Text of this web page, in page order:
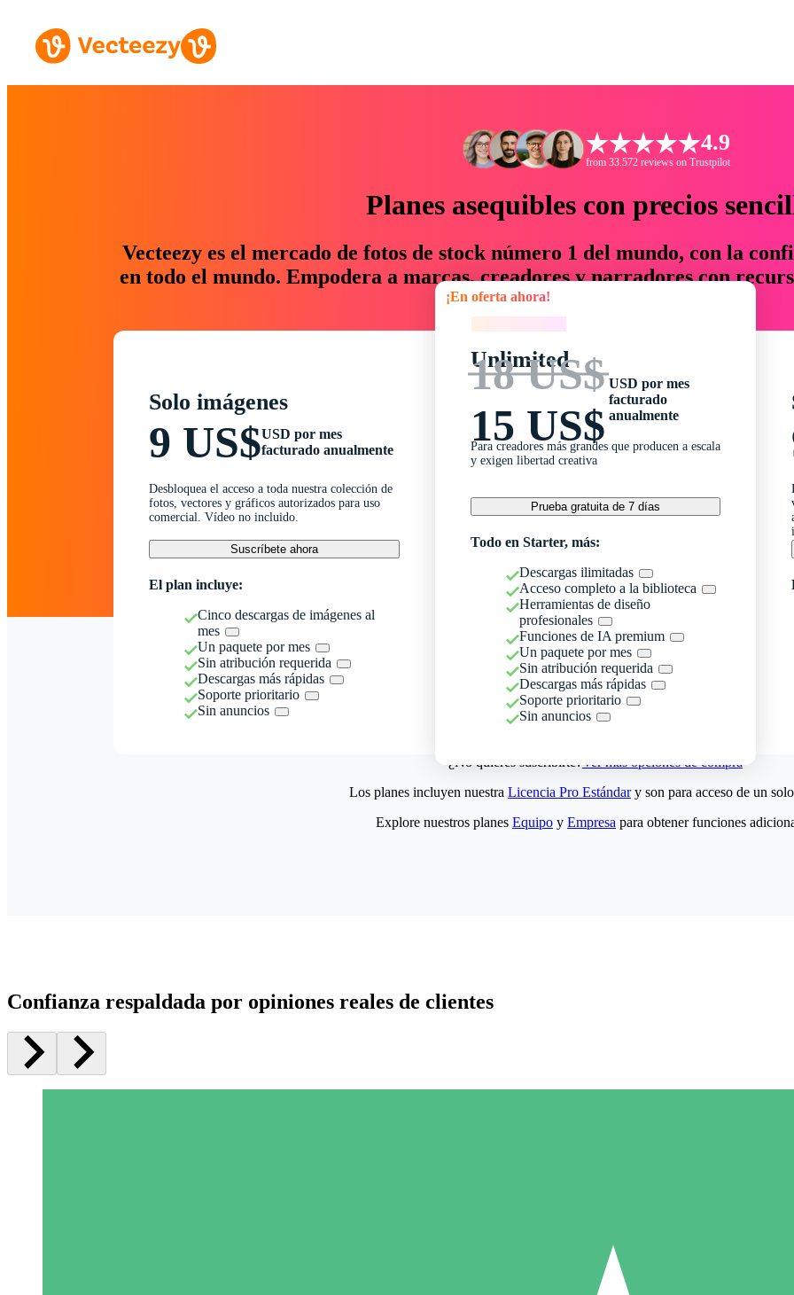
4.9
from 33.572 reviews on Trustpilot
Planes asequibles con precios
Vecteezy es el mercado de fotos de stock número 1 del mundo, con la
en todo el mundo. Empodera a marcas, creadores y narradores con
un 76 % en tiempo y presupuesto.
Solo imágenes
9 US$USD por mes
facturado anualmente
Desbloquea el acceso a toda nuestra colección de
fotos, vectores y gráficos autorizados para uso
comercial. Vídeo no incluido.
Suscríbete ahora
El plan incluye:
Cinco descargas de imágenes al
mes
Un paquete por mes
Sin atribución requerida
Descargas más rápidas
Soporte prioritario
Sin anuncios
¡En oferta ahora!
Unlimited
18 US$
15 US$
USD por mes
facturado
anualmente
Para creadores más grandes que producen a escala
y exigen libertad creativa
Prueba gratuita de 7 días
Todo en Starter, más:
Descargas ilimitadas
Acceso completo a la biblioteca
Herramientas de diseño
profesionales
Funciones de IA premium
Un paquete por mes
Sin atribución requerida
Descargas más rápidas
Soporte prioritario
Sin anuncios
¿No quieres suscribirte?Ver más opciones de compra
5 Descargas
Los planes incluyen nuestra Licencia Pro Estándary son para acceso de un
Explore nuestros planes Equipo y Empresa para obtener funciones
Confianza respaldada por opiniones reales de clientes